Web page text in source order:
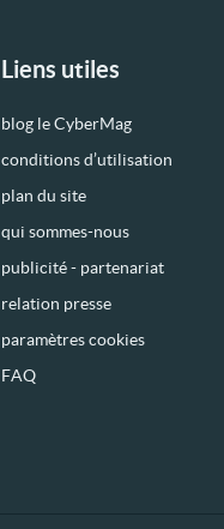
Liens utiles
blog le CyberMag
conditions d’utilisation
plan du site
qui sommes-nous
publicité - partenariat
relation presse
paramètres cookies
FAQ